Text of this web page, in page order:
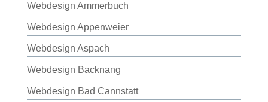
Webdesign Ammerbuch
Webdesign Appenweier
Webdesign Aspach
Webdesign Backnang
Webdesign Bad Cannstatt